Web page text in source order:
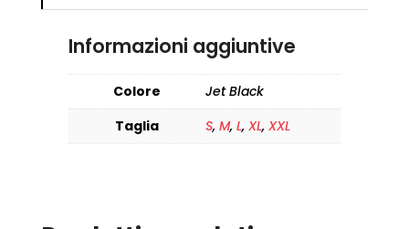
Informazioni aggiuntive
Colore
Jet Black
Taglia
S, M, L, XL, XXL